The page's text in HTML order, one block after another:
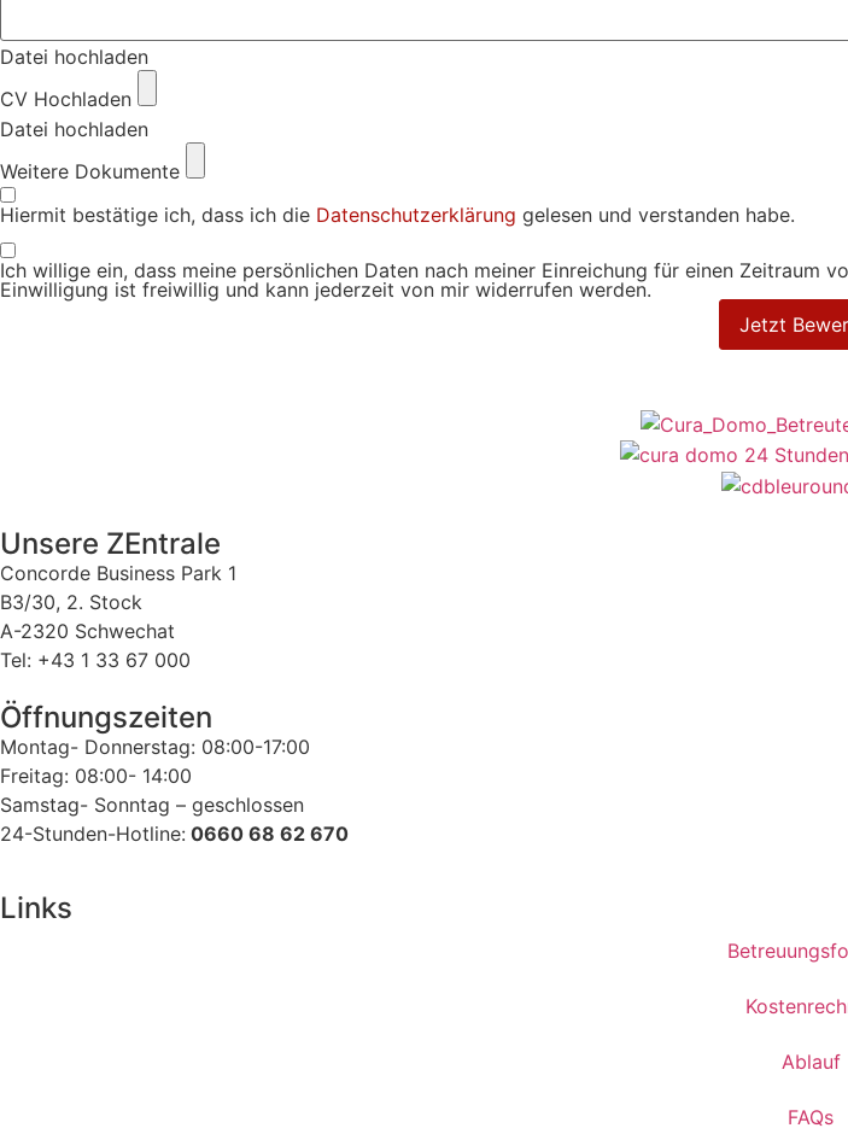
Datei hochladen
CV Hochladen
Datei hochladen
Weitere Dokumente
Hiermit bestätige ich, dass ich die Datenschutzerklärung gelesen und verstanden habe.
Ich willige ein, dass meine persönlichen Daten nach meiner Einreichung für einen Zeitraum
Einwilligung ist freiwillig und kann jederzeit von mir widerrufen werden.
Jetzt
Unsere ZEntrale
Concorde Business Park 1
B3/30, 2. Stock
A-2320 Schwechat
Tel: +43 1 33 67 000
Öffnungszeiten
Montag- Donnerstag: 08:00-17:00
Freitag: 08:00- 14:00
Samstag- Sonntag – geschlossen
24-Stunden-Hotline: 0660 68 62 670
Links
Ablauf
FAQs